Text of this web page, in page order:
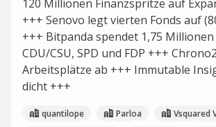
120 Millionen Finanzspritze auf
+++ Senovo legt vierten Fonds auf
+++ Bitpanda spendet 1,75 Millionen
CDU/CSU, SPD und FDP +++
Arbeitsplätze ab +++ Immutable
dicht +++
quantilope Parloa
Vsquared